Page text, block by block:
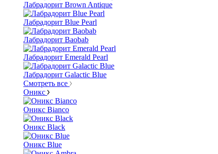
Лабрадорит Brown Antique
Лабрадорит Blue Pearl
Лабрадорит Baobab
Лабрадорит Emerald Pearl
Лабрадорит Galactic Blue
Смотреть все
Оникс
Оникс Bianco
Оникс Black
Оникс Blue